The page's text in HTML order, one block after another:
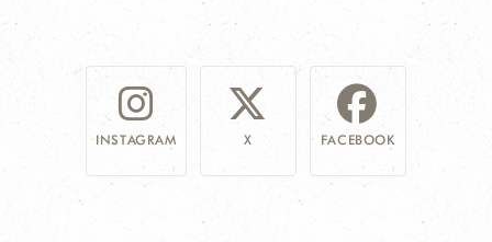
INSTAGRAM X FACEBOOK